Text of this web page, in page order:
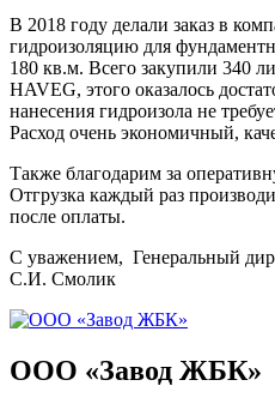
В 2018 году делали заказ в
гидроизоляцию для
180 кв.м. Всего закупили 340
HAVEG, этого оказалось
нанесения гидроизола не
Расход очень экономичный,
Также благодарим за
Отгрузка каждый раз
после оплаты.
С уважением, Генеральный
С.И. Смолик
ООО «Завод ЖБК»